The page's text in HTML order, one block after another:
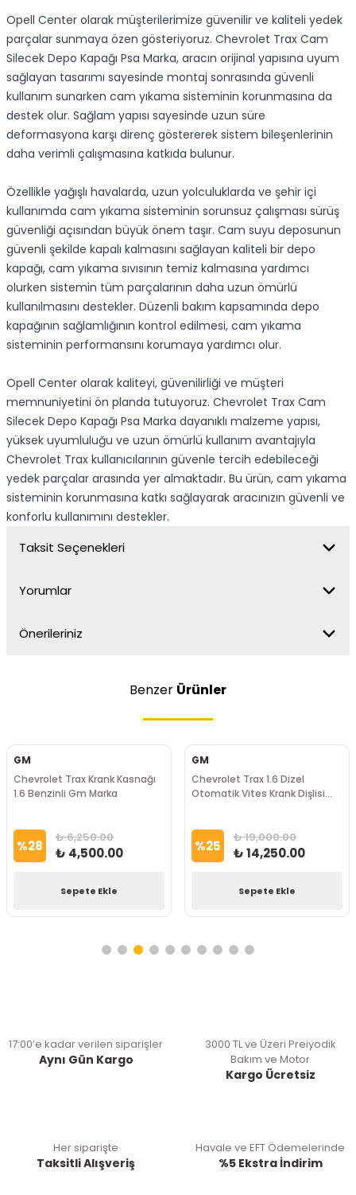
Opell Center olarak müşterilerimize güvenilir ve kaliteli yedek
parçalar sunmaya özen gösteriyoruz. Chevrolet Trax Cam
Silecek Depo Kapağı Psa Marka, aracın orijinal yapısına uyum
sağlayan tasarımı sayesinde montaj sonrasında güvenli
kullanım sunarken cam yıkama sisteminin korunmasına da
destek olur. Sağlam yapısı sayesinde uzun süre
deformasyona karşı direnç göstererek sistem bileşenlerinin
daha verimli çalışmasına katkıda bulunur.
Özellikle yağışlı havalarda, uzun yolculuklarda ve şehir içi
kullanımda cam yıkama sisteminin sorunsuz çalışması sürüş
güvenliği açısından büyük önem taşır. Cam suyu deposunun
güvenli şekilde kapalı kalmasını sağlayan kaliteli bir depo
kapağı, cam yıkama sıvısının temiz kalmasına yardımcı
olurken sistemin tüm parçalarının daha uzun ömürlü
kullanılmasını destekler. Düzenli bakım kapsamında depo
kapağının sağlamlığının kontrol edilmesi, cam yıkama
sisteminin performansını korumaya yardımcı olur.
Opell Center olarak kaliteyi, güvenilirliği ve müşteri
memnuniyetini ön planda tutuyoruz. Chevrolet Trax Cam
Silecek Depo Kapağı Psa Marka dayanıklı malzeme yapısı,
yüksek uyumluluğu ve uzun ömürlü kullanım avantajıyla
Chevrolet Trax kullanıcılarının güvenle tercih edebileceği
yedek parçalar arasında yer almaktadır. Bu ürün, cam yıkama
sisteminin korunmasına katkı sağlayarak aracınızın güvenli ve
konforlu kullanımını destekler.
Taksit Seçenekleri
Yorumlar
Önerileriniz
Benzer Ürünler
GM
Chevrolet Trax Krank Kasnağı
1.6 Benzinli Gm Marka
%28 ₺ 6,250.00
₺ 4,500.00
Sepete Ekle
GM
Chevrolet Trax 1.6 Dizel
Otomatik Vites Krank Dişlisi
%25 ₺ 19,000.00
₺ 14,250.00
Sepete Ekle
17:00’e kadar verilen siparişler
Aynı Gün Kargo
3000 TL ve Üzeri Preiyodik
Bakım ve Motor
Kargo Ücretsiz
Her siparişte
Taksitli Alışveriş
Havale ve EFT Ödemelerinde
%5 Ekstra İndirim